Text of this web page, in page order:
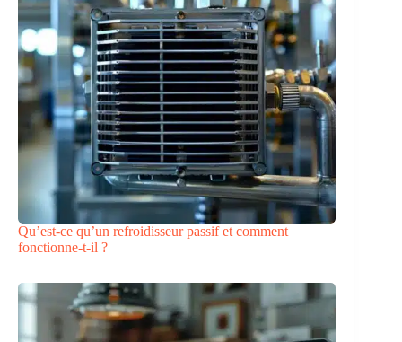
Qu’est-ce qu’un refroidisseur passif et comment
fonctionne-t-il ?